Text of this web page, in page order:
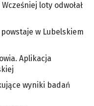
loty odwołał
w Lubelskiem
Aplikacja
wyniki badań